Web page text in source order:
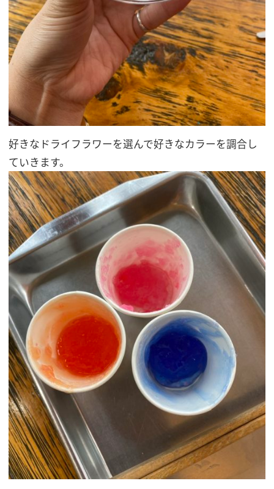
好きなドライフラワーを選んで好きなカラーを調合し
ていきます。